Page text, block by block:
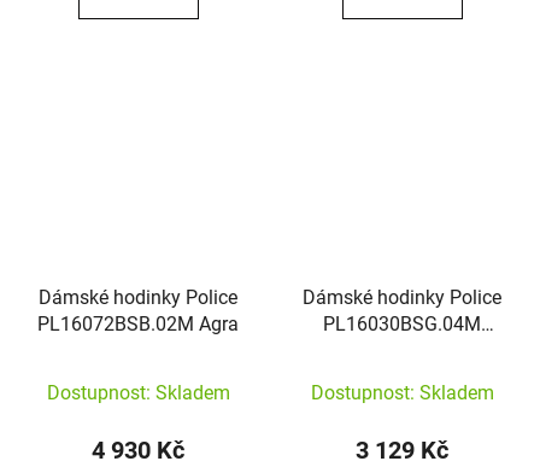
Dámské hodinky Police
PL16072BSB.02M Agra
Dostupnost: Skladem
4 930 Kč
Dámské hodinky Police
PL16030BSG.04M
Dostupnost: Skladem
3 129 Kč